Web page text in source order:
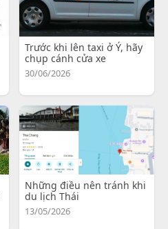
Trước khi lên taxi ở Ý, hãy
chụp cánh cửa xe
30/06/2026
Những điều nên tránh khi
du lịch Thái
13/05/2026